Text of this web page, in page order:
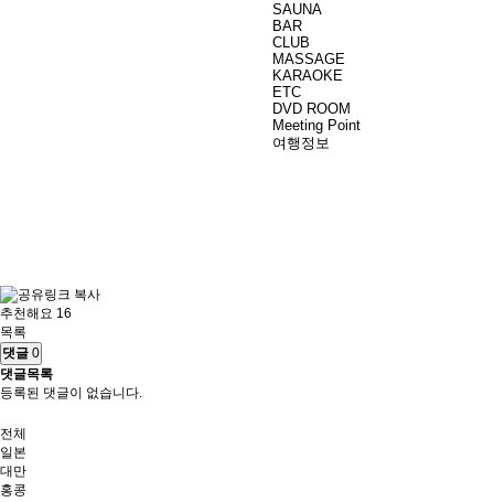
추천해요 16
목록
댓글 0
댓글목록
등록된 댓글이 없습니다.
전체
일본
대만
홍콩
SAUNA
BAR
CLUB
MASSAGE
KARAOKE
ETC
DVD ROOM
Meeting Point
여행정보